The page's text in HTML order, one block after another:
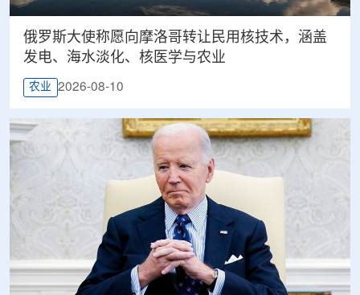
俄罗斯大使称愿向摩洛哥转让民用核技术，涵盖
发电、海水淡化、核医学与农业
农业 2026-08-10